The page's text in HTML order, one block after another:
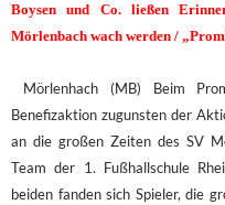
Boysen und Co. ließen
Mörlenbach wach werden /
Mörlenhach (MB) Beim
Benefizaktion zugunsten der
an die großen Zeiten des SV
Team der 1. Fußhallschule
beiden fanden sich Spieler, die